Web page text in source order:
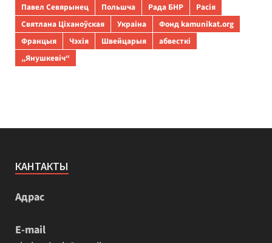
Павел Севярынец
Польшча Рада БНР
Расія
Святлана Ціханоўская
Украіна
Фонд kamunikat.org
Францыя
Чэхія Швейцарыя
абвесткі
„Янушкевіч“
КАНТАКТЫ
Адрас
E-mail